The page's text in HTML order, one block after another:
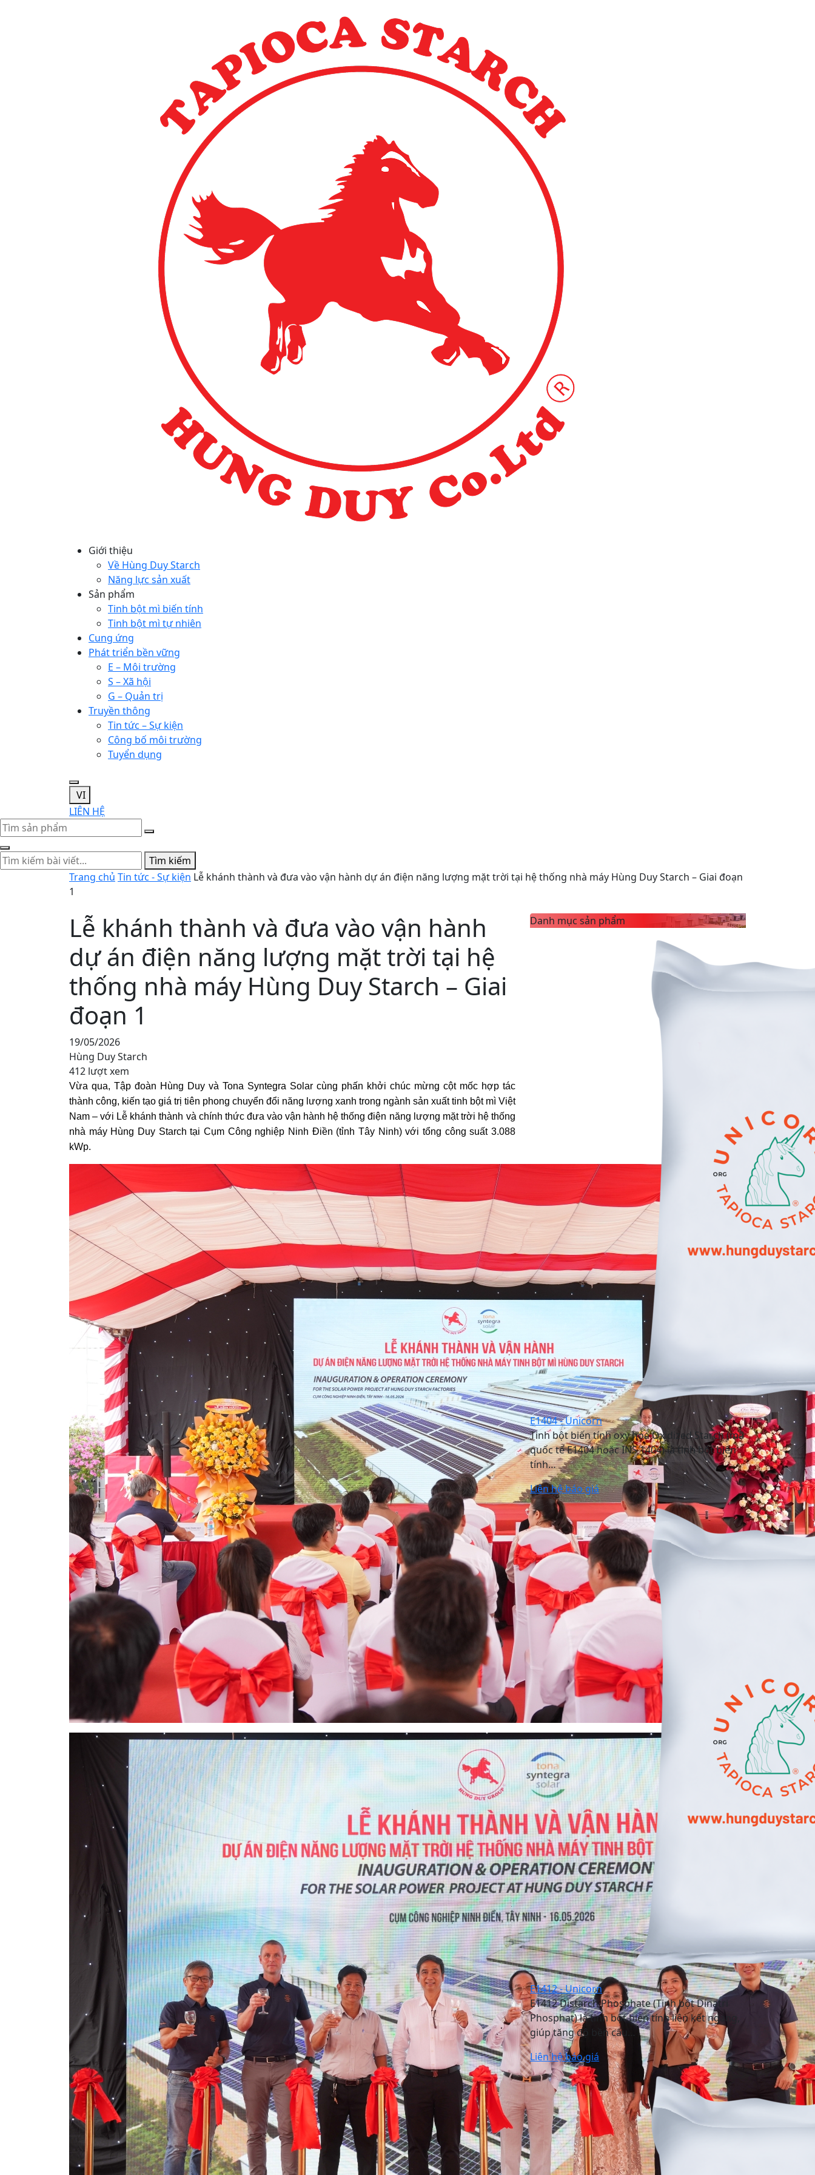
Giới thiệu
Về Hùng Duy Starch
Năng lực sản xuất
Sản phẩm
Tinh bột mì biến tính
Tinh bột mì tự nhiên
Cung ứng
Phát triển bền vững
E – Môi trường
S – Xã hội
G – Quản trị
Truyền thông
Tin tức – Sự kiện
Công bố môi trường
Tuyển dụng
VI
LIÊN HỆ
Tìm kiếm
Trang chủ Tin tức - Sự kiện Lễ khánh thành và đưa vào vận hành dự án điện năng lượng mặt trời tại hệ thống nhà máy Hùng Duy Starch – Giai đoạn
1
Lễ khánh thành và đưa vào vận hành
dự án điện năng lượng mặt trời tại hệ
thống nhà máy Hùng Duy Starch – Giai
đoạn 1
19/05/2026
Hùng Duy Starch
412 lượt xem
Vừa qua, Tập đoàn Hùng Duy và Tona Syntegra Solar cùng phấn khởi chúc mừng cột mốc hợp tác
thành công, kiến tạo giá trị tiên phong chuyển đổi năng lượng xanh trong ngành sản xuất tinh bột mì Việt
Nam – với Lễ khánh thành và chính thức đưa vào vận hành hệ thốngđiện năng lượng mặt trời hệ thống
nhà máy Hùng Duy Starch tại Cụm Công nghiệp Ninh Điền (tỉnh Tây Ninh) với tổng công suất 3.088
kWp.
Danh mục sản phẩm
E1404 - Unicorn
Tinh bột biến tính oxy hóa Oxidized Starch (mã
quốc tế E1404 hoặc INS 1404) là tinh bột biến
tính…
Liên hệ báo giá
E1412 - Unicorn
E1412 Distarch Phosphate (Tinh bột Dinatri
Phosphat) là tinh bột biến tính liên kết ngang,
giúp tăng độ bền cấu…
Liên hệ báo giá